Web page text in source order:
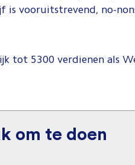
vooruitstrevend, no-
tot 5300 verdienen als
om te doen